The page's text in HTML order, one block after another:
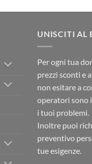
UNISCITI AL
Per ogni tua
prezzi sconti e
non esitare a
operatori sono
i tuoi problemi.
Inoltre puoi
preventivo
tue esigenze.